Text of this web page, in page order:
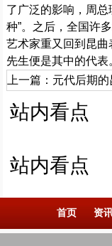
了广泛的影响，周总
种”。之后，全国许
艺术家重又回到昆
先生便是其中的代表
上一篇： 元代后期的
站内看点
站内看点
首页 资